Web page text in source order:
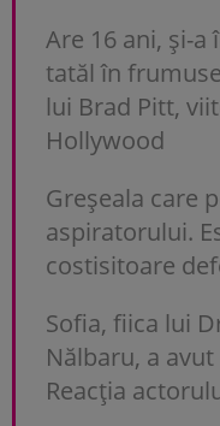
Are 16 ani, și-
tatăl în
lui Brad Pitt,
Hollywood
Greșeala care
aspiratorului.
costisitoare
Sofia, fiica lui
Nălbaru, a
Reacția